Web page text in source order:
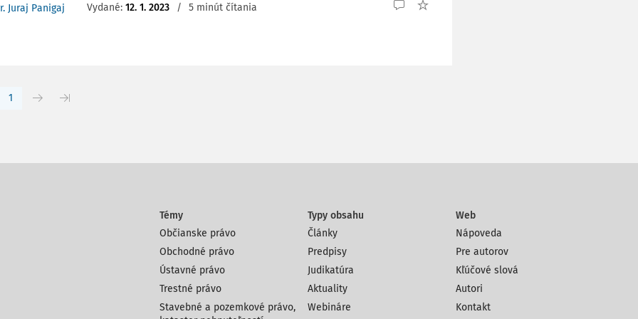
Juraj Panigaj Vydané: 12. 1. 2023 / 5 minút čítania
1
Témy
Občianske právo
Obchodné právo
Ústavné právo
Trestné právo
Stavebné a pozemkové právo,
Typy obsahu
Články
Predpisy
Judikatúra
Aktuality
Webináre
Web
Nápoveda
Pre autorov
Kľúčové slová
Autori
Kontakt